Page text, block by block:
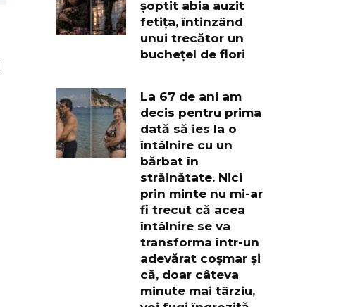
șoptit abia auzit
fetița, întinzând
unui trecător un
buchețel de flori
La 67 de ani am
decis pentru prima
dată să ies la o
întâlnire cu un
bărbat în
străinătate. Nici
prin minte nu mi-ar
fi trecut că acea
întâlnire se va
transforma într-un
adevărat coșmar și
că, doar câteva
minute mai târziu,